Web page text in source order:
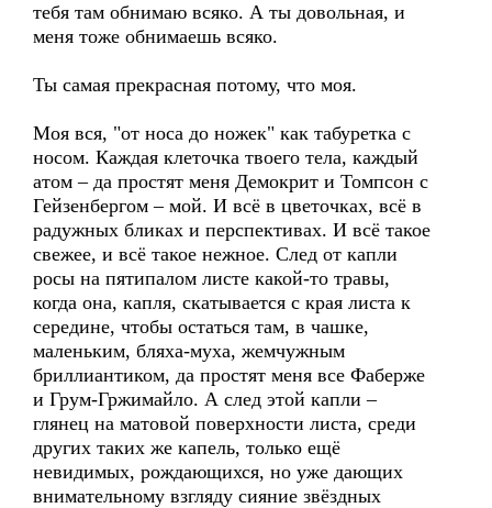
тебя там обнимаю всяко. А ты довольная, и
меня тоже обнимаешь всяко.
Ты самая прекрасная потому, что моя.
Моя вся, "от носа до ножек" как табуретка с
носом. Каждая клеточка твоего тела, каждый
атом – да простят меня Демокрит и Томпсон с
Гейзенбергом – мой. И всё в цветочках, всё в
радужных бликах и перспективах. И всё такое
свежее, и всё такое нежное. След от капли
росы на пятипалом листе какой-то травы,
когда она, капля, скатывается с края листа к
середине, чтобы остаться там, в чашке,
маленьким, бляха-муха, жемчужным
бриллиантиком, да простят меня все Фаберже
и Грум-Гржимайло. А след этой капли –
глянец на матовой поверхности листа, среди
других таких же капель, только ещё
невидимых, рождающихся, но уже дающих
внимательному взгляду сияние звёздных